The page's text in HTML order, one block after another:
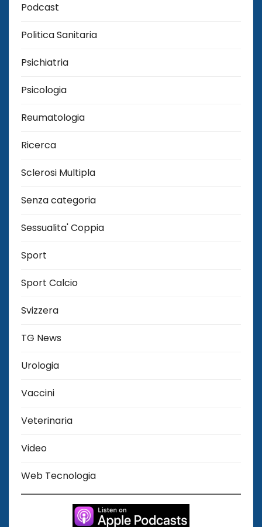
Podcast
Politica Sanitaria
Psichiatria
Psicologia
Reumatologia
Ricerca
Sclerosi Multipla
Senza categoria
Sessualita' Coppia
Sport
Sport Calcio
Svizzera
TG News
Urologia
Vaccini
Veterinaria
Video
Web Tecnologia